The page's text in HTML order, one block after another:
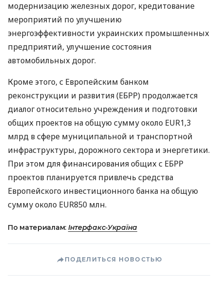
модернизацию железных дорог, кредитование
мероприятий по улучшению
энергоэффективности украинских промышленных
предприятий, улучшение состояния
автомобильных дорог.
Кроме этого, с Европейским банком
реконструкции и развития (ЕБРР) продолжается
диалог относительно учреждения и подготовки
общих проектов на общую сумму около EUR1,3
млрд в сфере муниципальной и транспортной
инфраструктуры, дорожного сектора и энергетики.
При этом для финансирования общих с ЕБРР
проектов планируется привлечь средства
Европейского инвестиционного банка на общую
сумму около EUR850 млн.
По материалам: Інтерфакс-Україна
ПОДЕЛИТЬСЯ НОВОСТЬЮ